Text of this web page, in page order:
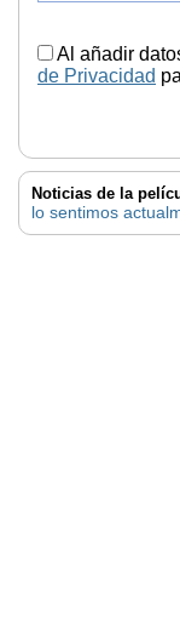
Al añadir
de Privacidad
Noticias de la
lo sentimos